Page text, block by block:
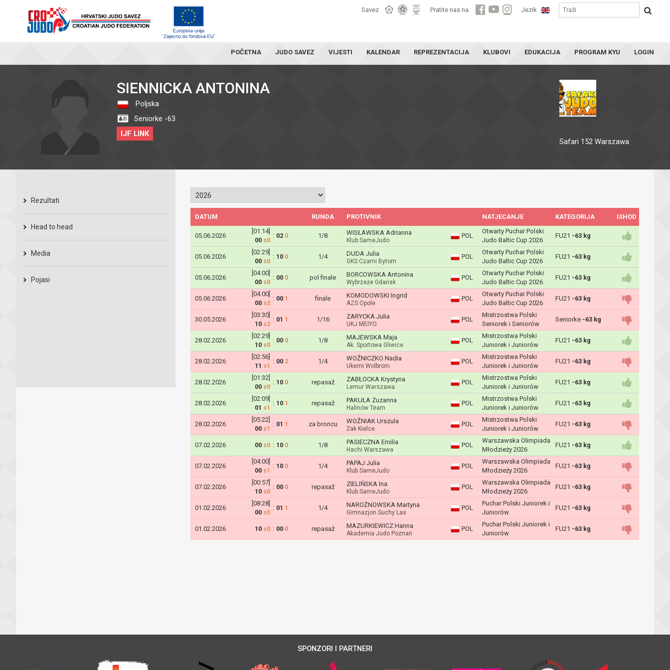
Savez Pratite nas na: Jezik
POČETNA JUDO SAVEZ VIJESTI KALENDAR REPREZENTACIJA KLUBOVI EDUKACIJA PROGRAM KYU LOGIN
SIENNICKA ANTONINA
Poljska
Seniorke -63
IJF LINK
Safari 152 Warszawa
Rezultati
Head to head
Media
Pojasi
DATUM RUNDA PROTIVNIK NATJECANJE KATEGORIJA ISHOD
05.06.2026
[01:14]
00 s0
: 02 0 1/8 WISŁAWSKA Adrianna
Klub SameJudo
POL
Otwarty Puchar Polski
Judo Baltic Cup 2026
FU21 -63 kg
05.06.2026
[02:29]
00 s0
: 10 0 1/4 DUDA Julia
GKS Czarni Bytom
POL
Otwarty Puchar Polski
Judo Baltic Cup 2026
FU21 -63 kg
05.06.2026
[04:00]
00 s0
: 00 0 pol finale BORCOWSKA Antonina
Wybrzeże Gdańsk
POL
Otwarty Puchar Polski
Judo Baltic Cup 2026
FU21 -63 kg
05.06.2026
[04:00]
00 s2
: 00 1 finale KOMODOWSKI Ingrid
AZS Opole
POL
Otwarty Puchar Polski
Judo Baltic Cup 2026
FU21 -63 kg
30.05.2026
[03:30]
10 s2
: 01 1 1/16 ZARYCKA Julia
UKJ MEIYO
POL
Mistrzostwa Polski
Seniorek i Seniorów
Seniorke -63 kg
28.02.2026
[02:29]
10 s0
: 00 0 1/8 MAJEWSKA Maja
Ak. Sportowa Gliwice
POL
Mistrzostwa Polski
Juniorek i Juniorów
FU21 -63 kg
28.02.2026
[02:56]
11 s1
: 00 2 1/4 WOŹNICZKO Nadia
Ukemi Wolbrom
POL
Mistrzostwa Polski
Juniorek i Juniorów
FU21 -63 kg
28.02.2026
[01:32]
00 s0
: 10 0 repasaž ZABŁOCKA Krystyna
Lemur Warszawa
POL
Mistrzostwa Polski
Juniorek i Juniorów
FU21 -63 kg
28.02.2026
[02:09]
01 s1
: 10 1 repasaž PAKUŁA Zuzanna
Halinów Team
POL
Mistrzostwa Polski
Juniorek i Juniorów
FU21 -63 kg
28.02.2026
[05:22]
00 s1
: 01 1 za broncu WOŹNIAK Urszula
Żak Kielce
POL
Mistrzostwa Polski
Juniorek i Juniorów
FU21 -63 kg
07.02.2026 00 s0 : 10 0 1/8 PASIECZNA Emilia
Hachi Warszawa
POL
Warszawska Olimpiada
Młodzieży 2026
FU21 -63 kg
07.02.2026
[04:00]
00 s1
: 10 0 1/4 PAPAJ Julia
Klub SameJudo
POL
Warszawska Olimpiada
Młodzieży 2026
FU21 -63 kg
07.02.2026
[00:57]
10 s0
: 00 0 repasaž ZIELIŃSKA Ina
Klub SameJudo
POL
Warszawska Olimpiada
Młodzieży 2026
FU21 -63 kg
01.02.2026
[08:28]
00 s0
: 01 1 1/4 NAROŻNOWSKA Martyna
Gimnazjon Suchy Las
POL
Puchar Polski Juniorek i
Juniorów
FU21 -63 kg
01.02.2026 10 s0 : 00 0 repasaž MAZURKIEWICZ Hanna
Akademia Judo Poznań
POL
Puchar Polski Juniorek i
Juniorów
FU21 -63 kg
SPONZORI I PARTNERI